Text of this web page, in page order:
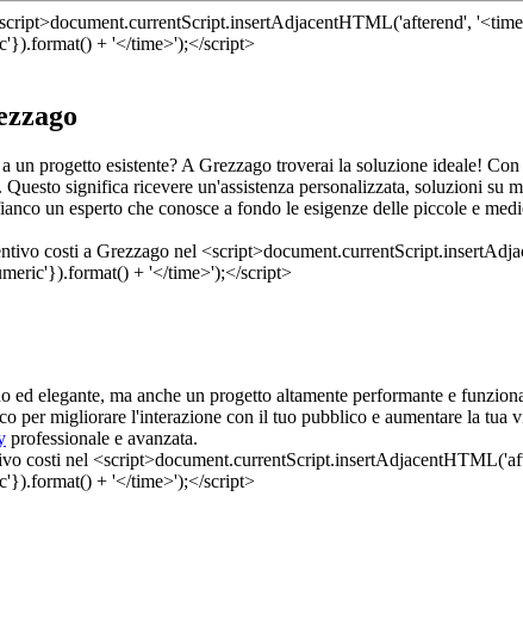
progetto esistente? A Grezzago troverai la soluzione ideale! Con
significa ricevere un'assistenza personalizzata, soluzioni
un esperto che conosce a fondo le esigenze delle piccole e
elegante, ma anche un progetto altamente performante e
per migliorare l'interazione con il tuo pubblico e aumentare la
professionale e avanzata.